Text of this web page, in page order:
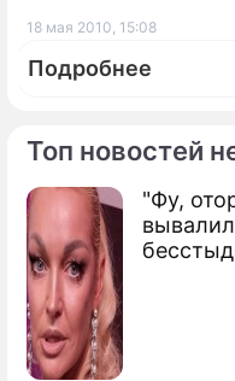
Топ новостей
"Фу,
18 мая 2010, 15:08
Подробнее
По теме
Суд лишил
Рудковской
матерью